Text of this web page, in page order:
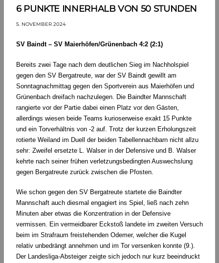
6 PUNKTE INNERHALB VON 50 STUNDEN
5. NOVEMBER 2024
SV Baindt – SV Maierhöfen/Grünenbach 4:2 (2:1)
Bereits zwei Tage nach dem deutlichen Sieg im Nachholspiel
gegen den SV Bergatreute, war der SV Baindt gewillt am
Sonntagnachmittag gegen den Sportverein aus Maierhöfen und
Grünenbach dreifach nachzulegen. Die Baindter Mannschaft
rangierte vor der Partie dabei einen Platz vor den Gästen,
allerdings wiesen beide Teams kurioserweise exakt 15 Punkte
und ein Torverhältnis von -2 auf. Trotz der kurzen Erholungszeit
rotierte Weiland im Duell der beiden Tabellennachbarn nicht allzu
sehr: Zweifel ersetzte L. Walser in der Defensive und B. Walser
kehrte nach seiner frühen verletzungsbedingten Auswechslung
gegen Bergatreute zurück zwischen die Pfosten.
Wie schon gegen den SV Bergatreute startete die Baindter
Mannschaft auch diesmal engagiert ins Spiel, ließ nach zehn
Minuten aber etwas die Konzentration in der Defensive
vermissen. Ein vermeidbarer Eckstoß landete im zweiten Versuch
beim im Strafraum freistehenden Odemer, welcher die Kugel
relativ unbedrängt annehmen und im Tor versenken konnte (9.).
Der Landesliga-Absteiger zeigte sich jedoch nur kurz beeindruckt